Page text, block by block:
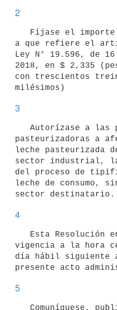
2
a que refiere el
Ley N° 19.596, de
2018, en $ 2,335
con trescientos
3
pasteurizadoras a
leche pasteurizada
sector industrial, la
del proceso de
leche de consumo,
4
vigencia a la hora
día hábil siguiente
5